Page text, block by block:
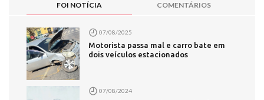
FOI NOTÍCIA COMENTÁRIOS
07/08/2025
Motorista passa mal e carro bate em
dois veículos estacionados
07/08/2024